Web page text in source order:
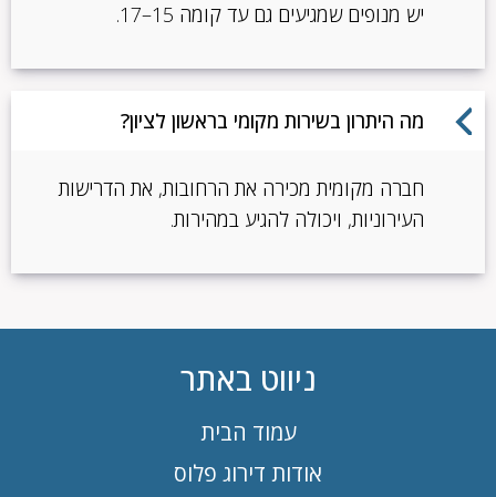
יש מנופים שמגיעים גם עד קומה 15–17.
מה היתרון בשירות מקומי בראשון לציון?
חברה מקומית מכירה את הרחובות, את הדרישות
העירוניות, ויכולה להגיע במהירות.
ניווט באתר
עמוד הבית
אודות דירוג פלוס